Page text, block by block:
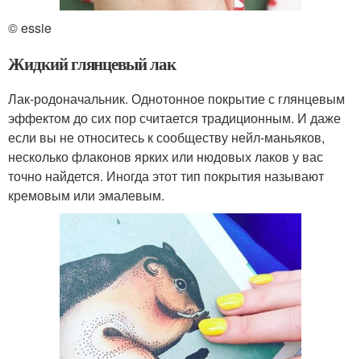
© essie
Жидкий глянцевый лак
Лак-родоначальник. Однотонное покрытие с глянцевым
эффектом до сих пор считается традиционным. И даже
если вы не относитесь к сообществу нейл-маньяков,
несколько флаконов ярких или нюдовых лаков у вас
точно найдется. Иногда этот тип покрытия называют
кремовым или эмалевым.